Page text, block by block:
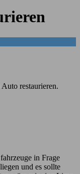
restaurieren.
in Frage
und es sollte